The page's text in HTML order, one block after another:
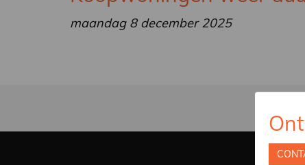
maandag 8 december 2025